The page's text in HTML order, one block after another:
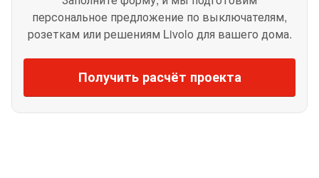
персональное предложение по выключателям,
розеткам или решениям Livolo для вашего дома.
Получить расчёт проекта